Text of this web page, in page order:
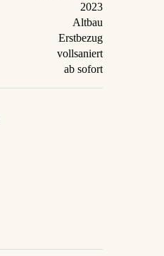
2023
Altbau
Erstbezug
vollsaniert
ab sofort